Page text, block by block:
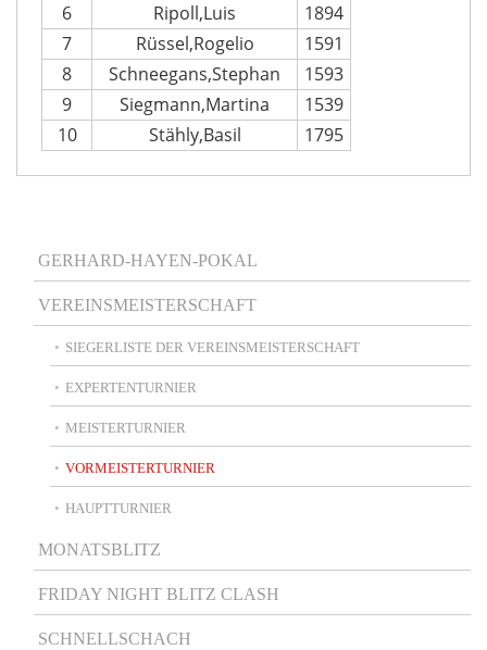
6
Ripoll,Luis
1894
7
Rüssel,Rogelio
1591
8
Schneegans,Stephan
1593
9
Siegmann,Martina
1539
10
Stähly,Basil 1795
Main
navigation
GERHARD-HAYEN-POKAL
VEREINSMEISTERSCHAFT
SIEGERLISTE DER VEREINSMEISTERSCHAFT
EXPERTENTURNIER
MEISTERTURNIER
VORMEISTERTURNIER
HAUPTTURNIER
MONATSBLITZ
FRIDAY NIGHT BLITZ CLASH
SCHNELLSCHACH